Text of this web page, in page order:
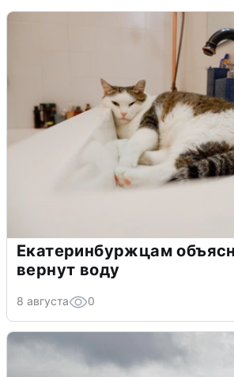
Екатеринбуржцам
вернут воду
8 августа 0